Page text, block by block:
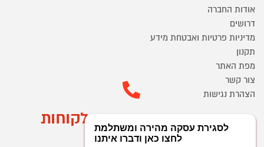
אודות החברה
דרושים
מדיניות פרטיות ואבטחת מידע
תקנון
מפת האתר
צור קשר
הצהרת נגישות
מוקד הזמנות ושירות לקוחות
03-9545370